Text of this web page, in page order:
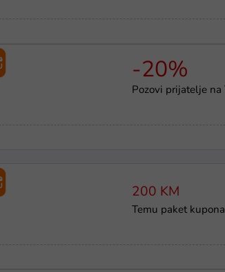
-20%
Pozovi prijatelje na
200 KM
Temu paket